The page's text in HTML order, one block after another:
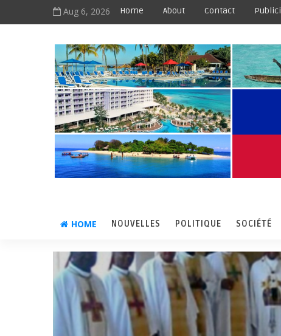
Aug 6, 2026 Home About Contact
HOME NOUVELLES POLITIQUE SOCIÉTÉ